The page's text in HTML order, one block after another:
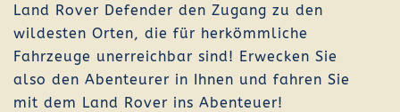
Land Rover Defender den Zugang zu den
wildesten Orten, die für herkömmliche
Fahrzeuge unerreichbar sind! Erwecken Sie
also den Abenteurer in Ihnen und fahren Sie
mit dem Land Rover ins Abenteuer!